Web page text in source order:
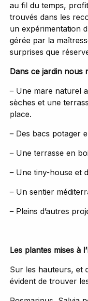
au fil du temps,
trouvés dans les
un expérimentation
gérée par la
surprises que
Dans ce jardin nous
– Une mare naturel
sèches et une
place.
– Des bacs potager
– Une terrasse en
– Une tiny-house et
– Un sentier
– Pleins d’autres
Les plantes mises à
Sur les hauteurs, et
évident de trouver